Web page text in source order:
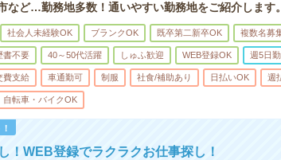
など…勤務地多数！通いやすい勤務地をご紹介します。
社会人未経験OK ブランクOK 既卒第二新卒OK 複数名募
書不要 40～50代活躍 しゅふ歓迎 WEB登録OK 週5日
費支給 車通勤可 制服 社食/補助あり 日払いOK 週
自転車・バイクOK
！WEB登録でラクラクお仕事探し！